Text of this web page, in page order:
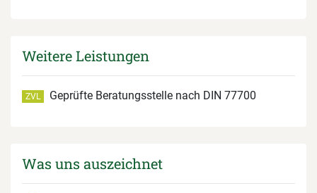
Weitere Leistungen
ZVL Geprüfte Beratungsstelle nach DIN 77700
Was uns auszeichnet